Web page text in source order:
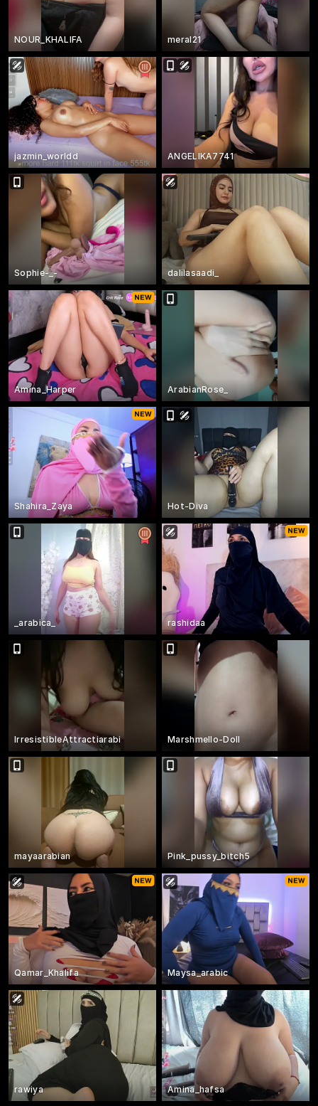
NOUR_KHALIFA meral21
jazmin_worldd ANGELIKA7741
Sophie-_- dalilasaadi_
Amina_Harper ArabianRose_
Shahira_Zaya Hot-Diva
_arabica_ rashidaa
IrresistibleAttractiarabi Marshmello-Doll
mayaarabian Pink_pussy_bitch5
Qamar_Khalifa Maysa_arabic
rawiya Amina_hafsa